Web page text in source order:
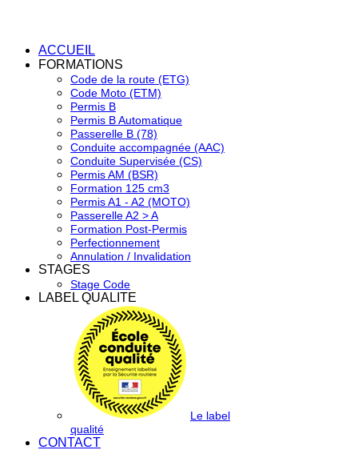
ACCUEIL
FORMATIONS
Code de la route (ETG)
Code Moto (ETM)
Permis B
Permis B Automatique
Passerelle B (78)
Conduite accompagnée (AAC)
Conduite Supervisée (CS)
Permis AM (BSR)
Formation 125 cm3
Permis A1 - A2 (MOTO)
Passerelle A2 > A
Formation Post-Permis
Perfectionnement
Annulation / Invalidation
STAGES
Stage Code
LABEL QUALITE
Le label
qualité
CONTACT